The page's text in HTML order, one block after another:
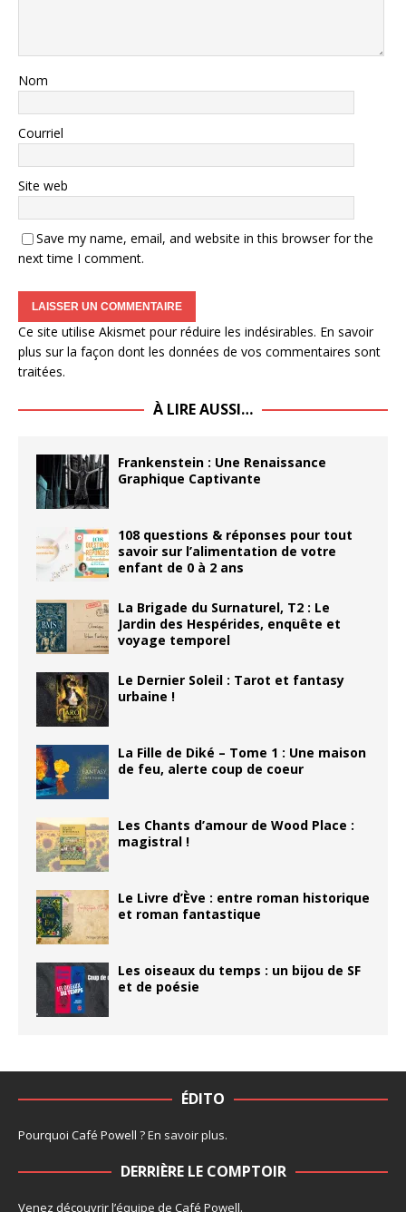
Nom
Courriel
Site web
Save my name, email, and website in this browser for the
next time I comment.
Ce site utilise Akismet pour réduire les indésirables. En savoir
plus sur la façon dont les données de vos commentaires sont
traitées.
À LIRE AUSSI…
Frankenstein : Une Renaissance
Graphique Captivante
108 questions & réponses pour tout
savoir sur l’alimentation de votre
enfant de 0 à 2 ans
La Brigade du Surnaturel, T2 : Le
Jardin des Hespérides, enquête et
voyage temporel
Le Dernier Soleil : Tarot et fantasy
urbaine !
La Fille de Diké – Tome 1 : Une maison
de feu, alerte coup de coeur
Les Chants d’amour de Wood Place :
magistral !
Le Livre d’Ève : entre roman historique
et roman fantastique
Les oiseaux du temps : un bijou de SF
et de poésie
ÉDITO
Pourquoi Café Powell ?En savoir plus.
DERRIÈRE LE COMPTOIR
Venez découvrir l’équipe de Café Powell.